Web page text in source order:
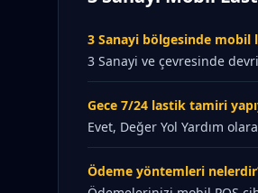
3 Sanayi bölgesinde
3 Sanayi ve çevresinde
Gece 7/24 lastik tamiri
Evet, Değer Yol Yardım
Ödeme yöntemleri